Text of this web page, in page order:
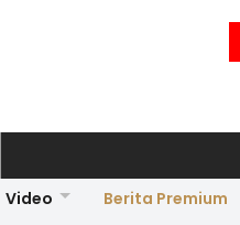
Video Berita Premium